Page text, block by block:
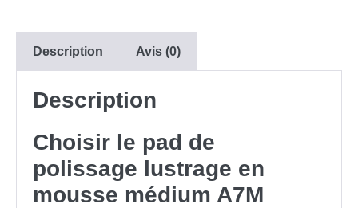
Description Avis (0)
Description
Choisir le pad de
polissage lustrage en
mousse médium A7M